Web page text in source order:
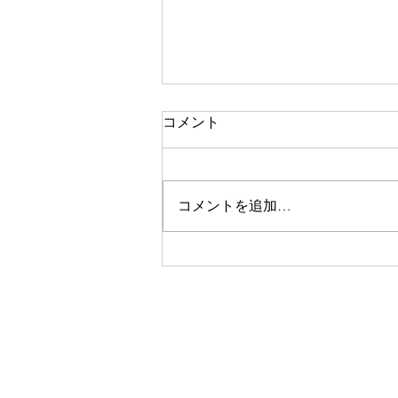
第3回小さなコンサート
コメント
コメントを追加…